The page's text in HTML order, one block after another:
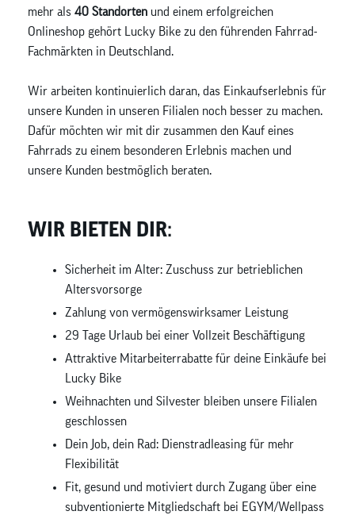
mehr als 40 Standorten und einem erfolgreichen
Onlineshop gehört Lucky Bike zu den führenden Fahrrad-
Fachmärkten in Deutschland.
Wir arbeiten kontinuierlich daran, das Einkaufserlebnis für
unsere Kunden in unseren Filialen noch besser zu machen.
Dafür möchten wir mit dir zusammen den Kauf eines
Fahrrads zu einem besonderen Erlebnis machen und
unsere Kunden bestmöglich beraten.
WIR BIETEN DIR:
Sicherheit im Alter: Zuschuss zur betrieblichen
Altersvorsorge
Zahlung von vermögenswirksamer Leistung
29 Tage Urlaub bei einer Vollzeit Beschäftigung
Attraktive Mitarbeiterrabatte für deine Einkäufe bei
Lucky Bike
Weihnachten und Silvester bleiben unsere Filialen
geschlossen
Dein Job, dein Rad: Dienstradleasing für mehr
Flexibilität
Fit, gesund und motiviert durch Zugang über eine
subventionierte Mitgliedschaft bei EGYM/Wellpass